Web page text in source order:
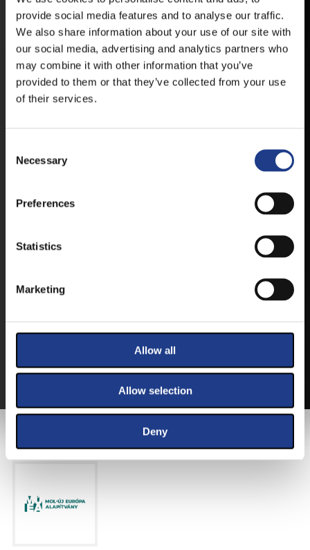
provide social media features and to analyse our traffic.
We also share information about your use of our site with
our social media, advertising and analytics partners who
may combine it with other information that you’ve
provided to them or that they’ve collected from your use
of their services.
Necessary
Preferences
Statistics
Marketing
Allow all
Allow selection
Deny
TICKETS
BUY YOUR TICKET ONLINE
BUY YOUT TICKET ONLINE WITH YOUR CREDIT
CARD.
MORE ABOUT THE TICKETS
AVAILABLE FOR ANDROID AND IOS SYSTEMS. CLICK
HERE FOR THE LINKS. :
ANDROID